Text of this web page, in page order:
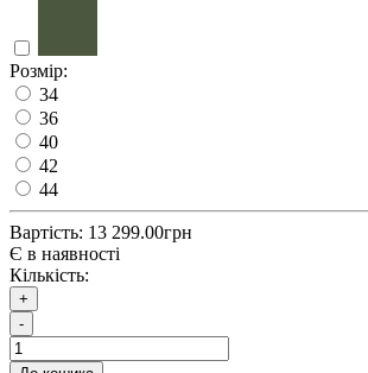
Розмір:
34
36
40
42
44
Вартість: 13 299.00грн
Є в наявності
Кількість:
+
-